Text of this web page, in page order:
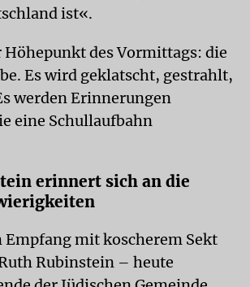
ist«.
Höhepunkt des Vormittags: die
Es wird geklatscht, gestrahlt,
werden Erinnerungen
eine Schullaufbahn
erinnert sich an die
Empfang mit koscherem Sekt
Rubinstein – heute